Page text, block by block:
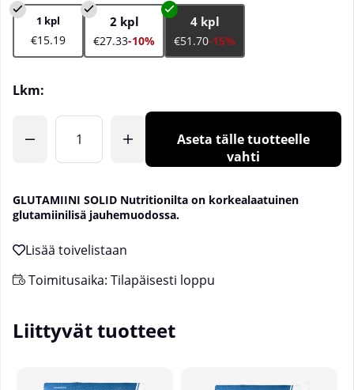
1 kpl
€15.19
2 kpl
€27.33-10%
4 kpl
€51.70-15%
Lkm:
Aseta tälle tuotteelle
vahti
GLUTAMIINI SOLID Nutritionilta on korkealaatuinen
glutamiinilisä jauhemuodossa.
Toimitusaika: Tilapäisesti loppu
Liittyvät tuotteet